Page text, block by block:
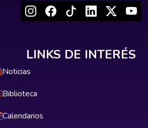
LINKS DE INTERÉS
Noticias
Biblioteca
Calendarios